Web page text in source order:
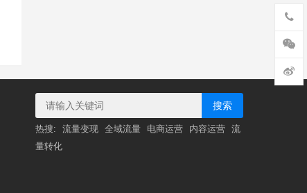
搜索
热搜: 流量变现 全域流量 电商运营 内容运营 流
量转化